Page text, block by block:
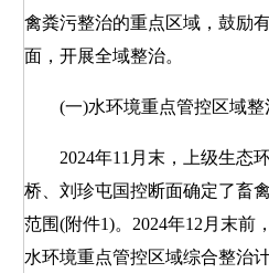
禽粪污整治的重点区域，鼓励
面，开展全域整治。
(一)水环境重点管控区域整
2024年11月末，上级生态
桥、刘珍屯国控断面确定了畜
范围(附件1)。2024年12月末前
水环境重点管控区域综合整治